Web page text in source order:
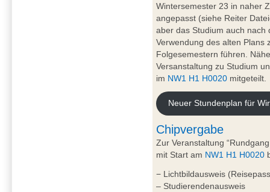
Wintersemester 23 in naher
angepasst (siehe Reiter
aber das Studium auch nach
Verwendung des alten Plans
Folgesemestern führen.
Versanstaltung zu Studium
im NW1 H1 H0020 mitgeteilt.
Neuer Stundenplan für
Chipvergabe
Zur Veranstaltung
mit Start am NW1 H1 H0020
− Lichtbildausweis
– Studierendenausweis